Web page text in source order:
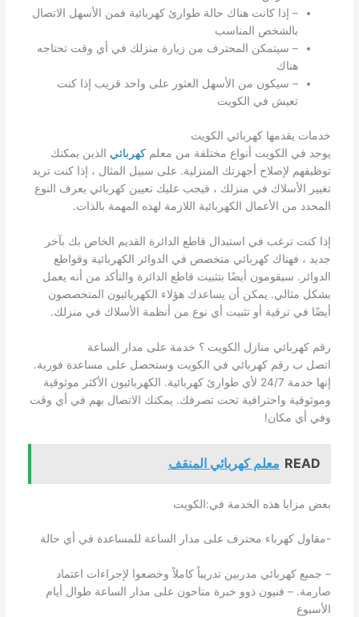
– إذا كانت هناك حالة طوارئ كهربائية فمن الأسهل الاتصال
بالشخص المناسب
– سيتمكن المحترف من زيارة منزلك في أي وقت تحتاجه
هناك
– سيكون من الأسهل العثور على واحد قريب إذا كنت
تعيش في الكويت
خدمات يقدمها كهربائي الكويت
يوجد في الكويت أنواع مختلفة من معلم كهربائي الذين يمكنك
توظيفهم لإصلاح أجهزتك المنزلية. على سبيل المثال ، إذا كنت تريد
تغيير الأسلاك في منزلك ، فيجب عليك تعيين كهربائي يعرف النوع
المحدد من الأعمال الكهربائية اللازمة لهذه المهمة بالذات.
إذا كنت ترغب في استبدال قاطع الدائرة القديم الخاص بك بآخر
جديد ، فهناك كهربائي متخصص في الدوائر الكهربائية وقواطع
الدوائر. سيقومون أيضًا بتثبيت قاطع الدائرة والتأكد من أنه يعمل
بشكل مثالي. يمكن أن يساعدك هؤلاء الكهربائيون المتخصصون
أيضًا في ترقية أو تثبيت أي نوع من أنظمة الأسلاك في منزلك.
رقم كهربائي منازل الكويت ؟ خدمة على مدار الساعة
اتصل ب رقم كهربائي في الكويت وستحصل على مساعدة فورية.
إنها خدمة 24/7 لأي طوارئ كهربائية. الكهربائيون الأكثر موثوقية
وموثوقية واحترافية تحت تصرفك. يمكنك الاتصال بهم في أي وقت
وفي أي مكان!
READ معلم كهربائي المنقف
بعض مزايا هذه الخدمة في:الكويت
-مقاول كهرباء محترف على مدار الساعة للمساعدة في أي حالة
– جميع كهربائي مدربين تدريباً كاملاً وخضعوا لإجراءات اعتماد
صارمة. – فنيون ذوو خبرة متاحون على مدار الساعة طوال أيام
الأسبوع